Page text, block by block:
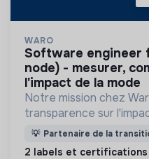
WARO
software engineer full-stack (ts, react,
node) - mesurer,
l'impact de la mode
Notre mission chez
transparence sur
produits en aidant les
et communiquer leur
💡 Partenaire de la
2 labels et certifications